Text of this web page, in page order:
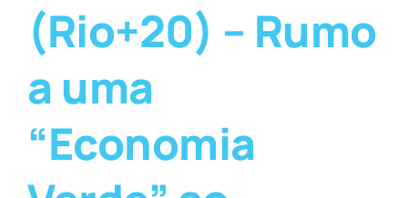
(Rio+20) – Rumo
a uma
“Economia